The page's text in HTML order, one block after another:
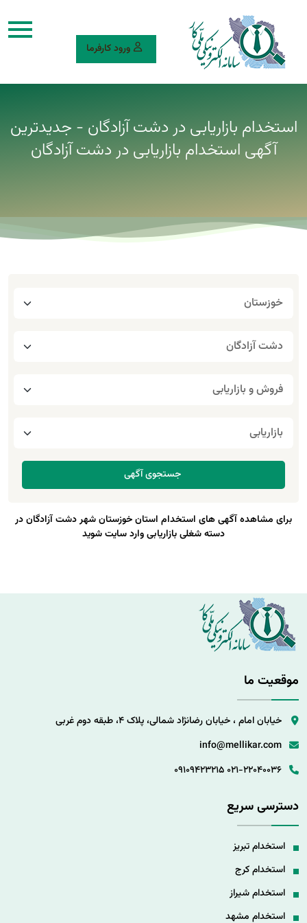
ورود کارفرما
استخدام بازاریابی در دشت آزادگان - جدیدترین
آگهی استخدام بازاریابی در دشت آزادگان
برای مشاهده آگهی های استخدام استان خوزستان شهر دشت آزادگان در
دسته شغلی بازاریابی وارد سایت شوید
موقعیت ما
خیابان امام ، خیابان رضانژاد شمالی، پلاک 4، طبقه دوم غربی
info@mellikar.com
021-22040036
09109423215
دسترسی سریع
استخدام تبریز
استخدام کرج
استخدام شیراز
استخدام مشهد